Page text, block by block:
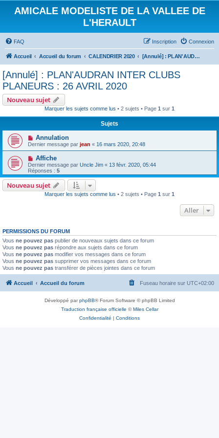
AMICALE MODELISTE DE LA VALLEE DE
L'HERAULT
FAQ Connexion
Inscription
Accueil Accueil du forum CALENDRIER 2020 [Annulé] : PLAN'AUDRAN INTER CLUBS PLANEURS : 26 AVRIL 2020
[Annulé] : PLAN'AUDRAN INTER CLUBS
PLANEURS : 26 AVRIL 2020
Nouveau sujet
Marquer les sujets comme lus • 2 sujets • Page 1 sur 1
Sujets
Annulation
Dernier message par jean « 16 mars 2020, 20:48
Affiche
Dernier message par Uncle Jim « 13 févr. 2020, 05:44
Réponses : 5
Nouveau sujet
Marquer les sujets comme lus • 2 sujets • Page 1 sur 1
Aller
PERMISSIONS DU FORUM
Vous ne pouvez pas publier de nouveaux sujets dans ce forum
Vous ne pouvez pas répondre aux sujets dans ce forum
Vous ne pouvez pas modifier vos messages dans ce forum
Vous ne pouvez pas supprimer vos messages dans ce forum
Vous ne pouvez pas transférer de pièces jointes dans ce forum
Accueil Accueil du forum Fuseau horaire sur UTC+02:00
Développé parphpBB® Forum Software © phpBB Limited
Traduction française officielle ©Miles Cellar
Confidentialité | Conditions